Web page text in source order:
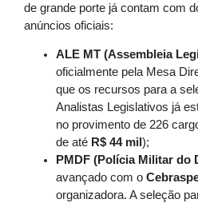
de grande porte já contam com
anúncios oficiais:
ALE MT (Assembleia
oficialmente pela Mesa
que os recursos para a
Analistas Legislativos já
no provimento de 226
de até R$ 44 mil );
PMDF (Polícia Militar do
avançado com o
organizadora. A seleção